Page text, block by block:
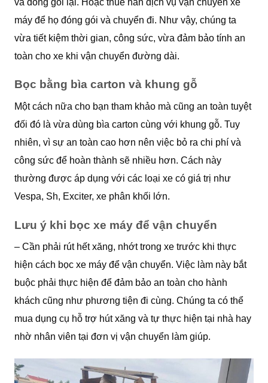
máy để họ đóng gói và chuyển đi. Như vậy, chúng ta
vừa tiết kiệm thời gian, công sức, vừa đảm bảo tính an
toàn cho xe khi vận chuyển đường dài.
Bọc bằng bìa carton và khung gỗ
Một cách nữa cho bạn tham khảo mà cũng an toàn tuyệt
đối đó là vừa dùng bìa carton cùng với khung gỗ. Tuy
nhiên, vì sự an toàn cao hơn nên việc bỏ ra chi phí và
công sức để hoàn thành sẽ nhiều hơn. Cách này
thường được áp dụng với các loại xe có giá trị như
Vespa, Sh, Exciter, xe phân khối lớn.
Lưu ý khi bọc xe máy để vận chuyển
– Cần phải rút hết xăng, nhớt trong xe trước khi thực
hiện cách bọc xe máy để vận chuyển. Việc làm này bắt
buộc phải thực hiện để đảm bảo an toàn cho hành
khách cũng như phương tiện đi cùng. Chúng ta có thể
mua dụng cụ hỗ trợ hút xăng và tự thực hiện tại nhà hay
nhờ nhân viên tại đơn vị vận chuyển làm giúp.